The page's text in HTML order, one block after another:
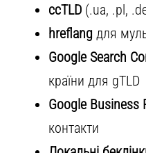
ccTLD (.ua, .pl,
hreflang для
Google Search
країни для gTLD
Google Business
контакти